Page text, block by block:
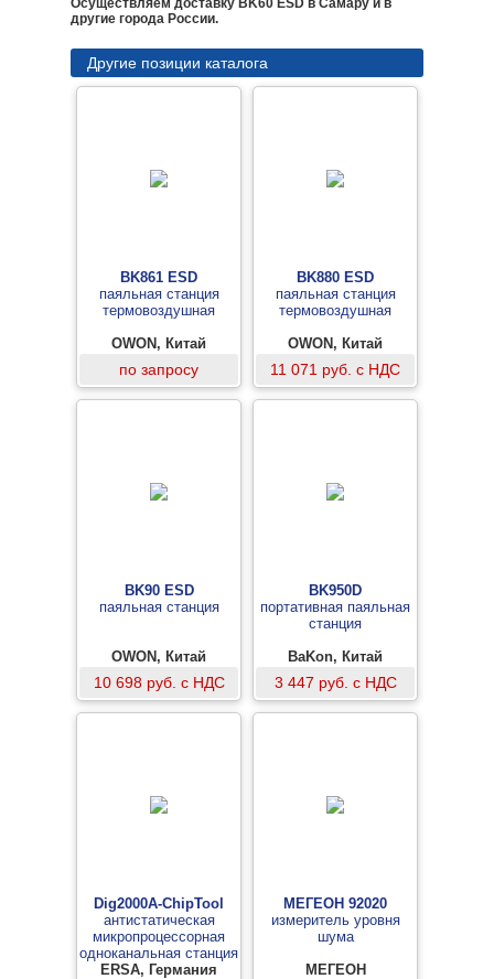
Осуществляем доставку BK60 ESD в Самару и в
другие города России.
Другие позиции каталога
BK861 ESD
паяльная станция
термовоздушная
OWON, Китай
по запросу
BK880 ESD
паяльная станция
термовоздушная
OWON, Китай
11 071 руб. с НДС
BK90 ESD
паяльная станция
OWON, Китай
10 698 руб. с НДС
BK950D
портативная паяльная
станция
BaKon, Китай
3 447 руб. с НДС
Dig2000A-ChipTool
антистатическая
микропроцессорная
одноканальная станция
ERSA, Германия
МЕГЕОН 92020
измеритель уровня
шума
МЕГЕОН